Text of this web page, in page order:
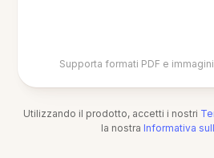
Supporta formati PDF e
Utilizzando il prodotto, accetti i nostri
la nostra Informativa